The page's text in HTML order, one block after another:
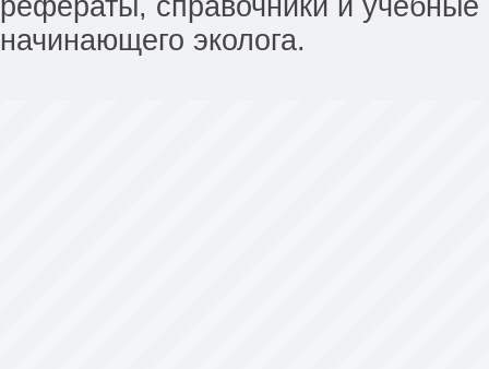
рефераты, справочники и
начинающего эколога.